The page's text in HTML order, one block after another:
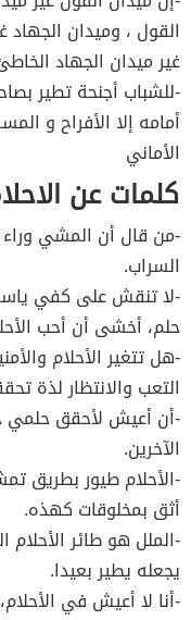
القول ، وميدان الجهاد
غير ميدان الجهاد
-للشباب أجنحة تطير
أمامه إلا الأفراح و
الأماني
كلمات عن
-من قال أن المشي وراء
السراب.
-لا تنقش على كفي
حلم، أخشى أن أحب
-هل تتغير الأحلام
التعب والانتظار لذة
-أن أعيش لأحقق حلمي
الآخرين.
-الأحلام طيور بطريق
أثق بمخلوقات كهذه.
-الملل هو طائر
يجعله يطير بعيدا.
-أنا لا أعيش في